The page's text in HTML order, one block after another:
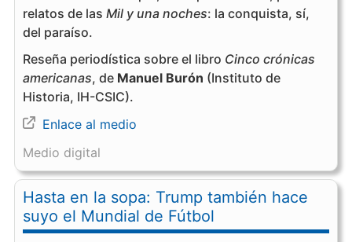
relatos de las Mil y una noches: la conquista, sí,
del paraíso.
Reseña periodística sobre el libro Cinco crónicas
americanas, de Manuel Burón (Instituto de
Historia, IH-CSIC).
Enlace al medio
Medio digital
Hasta en la sopa: Trump también hace
suyo el Mundial de Fútbol